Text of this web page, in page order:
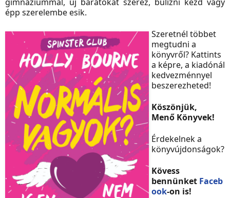
épp szerelembe esik.
Szeretnél többet
megtudni a
könyvről? Kattints
a képre, a kiadónál
kedvezménnyel
beszerezheted!
Köszönjük,
Menő Könyvek!
Érdekelnek a
könyvújdonságok?
Kövess
bennünket Faceb
ook-on is!